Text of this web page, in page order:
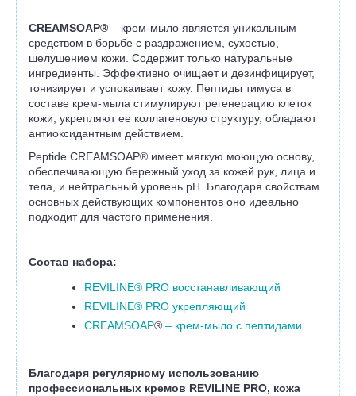
CREAMSOAP® – крем-мыло является уникальным
средством в борьбе с раздражением, сухостью,
шелушением кожи. Содержит только натуральные
ингредиенты. Эффективно очищает и дезинфицирует,
тонизирует и успокаивает кожу. Пептиды тимуса в
составе крем-мыла стимулируют регенерацию клеток
кожи, укрепляют ее коллагеновую структуру, обладают
антиоксидантным действием.
Peptide CREAMSOAP® имеет мягкую моющую основу,
обеспечивающую бережный уход за кожей рук, лица и
тела, и нейтральный уровень pH. Благодаря свойствам
основных действующих компонентов оно идеально
подходит для частого применения.
Состав набора:
REVILINE® PRO восстанавливающий
REVILINE® PRO укрепляющий
CREAMSOAP® – крем-мыло с пептидами
Благодаря регулярному использованию
профессиональных кремов REVILINE PRO, кожа